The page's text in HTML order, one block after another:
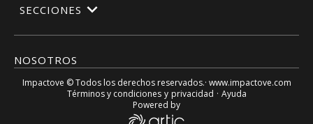
NOSOTROS
SECCIONES
Impactove © Todos los derechos reservados.· www.impactove.com
Términos y condiciones y privacidad · Ayuda
Powered by